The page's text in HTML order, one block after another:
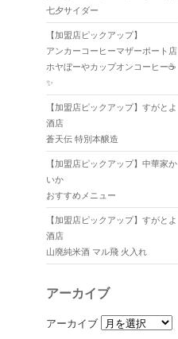
七夕サイダー
【加盟店ピックアップ】
アンカーコーヒーマザーポート店
ホヤぼーやカップオンコーヒー☕
✨
【加盟店ピックアップ】すがとよ
酒店
蒼天伝 特別本醸造
【加盟店ピックアップ】中華家か
いか
おすすめメニュー
【加盟店ピックアップ】すがとよ
酒店
山廃純米酒 マル飛 火入れ
アーカイブ
アーカイブ